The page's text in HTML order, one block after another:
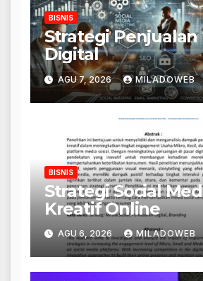
BISNIS
Strategi
Digital
AGU 7, 2026 MILADOWEB
BISNIS
Strategi Social
Kreatif Online
AGU 6, 2026 MILADOWEB